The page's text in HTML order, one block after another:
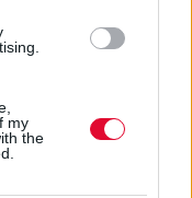
my
the